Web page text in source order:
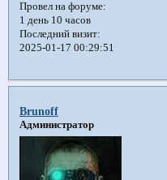
Провел на форуме:
1 день 10 часов
Последний визит:
2025-01-17 00:29:51
Brunoff
Администратор